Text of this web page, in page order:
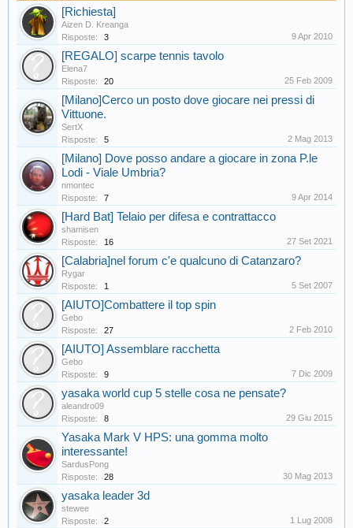
[Richiesta]
Aizen D. Kreanga
Risposte:
3 9 Apr 2010
[REGALO] scarpe tennis tavolo
Elena7
Risposte:
20 25 Feb 2009
[Milano]Cerco un posto dove giocare nei pressi di
Vittuone.
SertX
Risposte:
5 2 Mag 2013
[Milano] Dove posso andare a giocare in zona P.le
Lodi - Viale Umbria?
nmontec
Risposte:
7 9 Apr 2014
[Hard Bat] Telaio per difesa e contrattacco
shamisen
Risposte:
16 27 Set 2021
[Calabria]nel forum c'e qualcuno di Catanzaro?
Rygar
Risposte:
1 5 Set 2007
[AIUTO]Combattere il top spin
Gebo
Risposte:
27 2 Feb 2010
[AIUTO] Assemblare racchetta
Gebo
Risposte:
9 7 Dic 2009
yasaka world cup 5 stelle cosa ne pensate?
aleandro09
Risposte:
8 29 Giu 2015
Yasaka Mark V HPS: una gomma molto
interessante!
SardusPong
Risposte:
28 30 Mag 2013
yasaka leader 3d
stewee
Risposte:
2 1 Lug 2008